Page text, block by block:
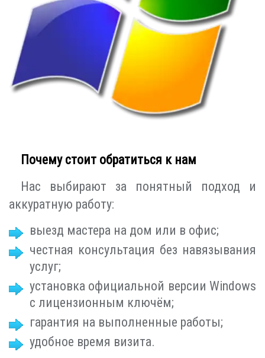
Почему стоит обратиться к нам
Нас выбирают за понятный подход и
аккуратную работу:
выезд мастера на дом или в офис;
честная консультация без навязывания
услуг;
установка официальной версии Windows
с лицензионным ключём;
гарантия на выполненные работы;
удобное время визита.